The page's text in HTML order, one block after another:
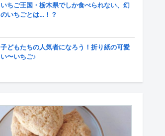
いちご王国・栃木県でしか食べられない、幻
のいちごとは…！？
子どもたちの人気者になろう！折り紙の可愛
い〜いちご♪